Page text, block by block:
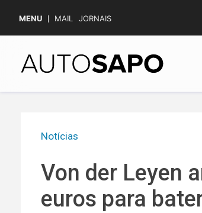
MENU MAIL JORNAIS
Notícias
Von der Leyen
euros para